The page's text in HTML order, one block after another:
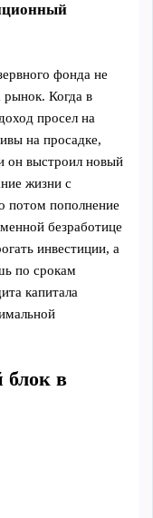
фонда не
Когда в
просел на
на просадке,
он выстроил новый
жизни с
потом пополнение
безработице
инвестиции, а
по срокам
капитала
в